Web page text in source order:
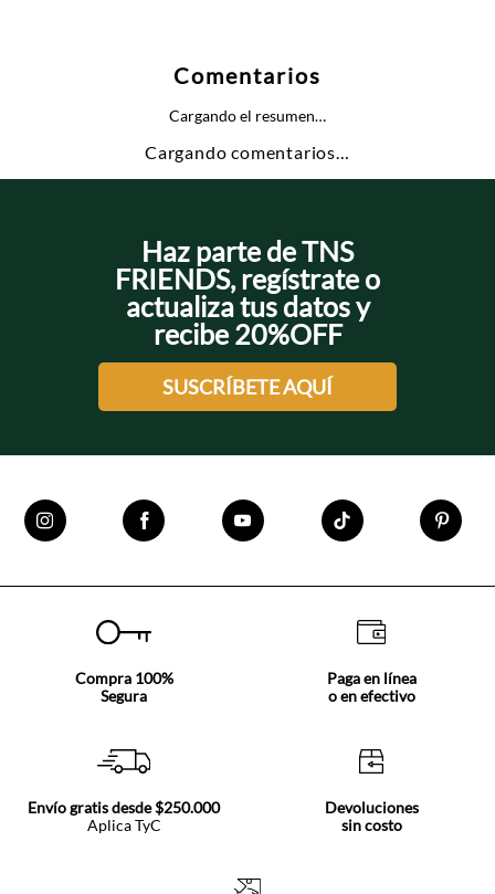
Comentarios
Cargando el resumen…
Cargando comentarios…
Haz parte de TNS
FRIENDS, regístrate o
actualiza tus datos y
recibe 20%OFF
SUSCRÍBETE AQUÍ
Compra 100%
Segura
Paga en línea
o en efectivo
Envío gratis desde $250.000
Aplica TyC
Devoluciones
sin costo